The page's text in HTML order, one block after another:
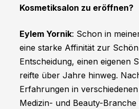
Kosmetiksalon zu eröffnen?
Eylem Yornik: Schon in
eine starke Affinität zur
Entscheidung, einen eigenen
reifte über Jahre hinweg.
Erfahrungen in
Medizin- und Beauty-Branche